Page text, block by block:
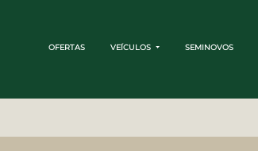
OFERTAS VEÍCULOS SEMINOVOS